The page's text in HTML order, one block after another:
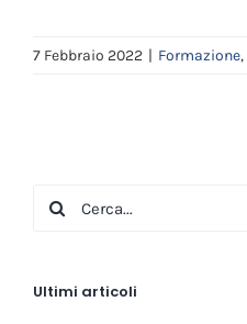
7 Febbraio 2022 | Formazione,
Cerca
Ultimi articoli